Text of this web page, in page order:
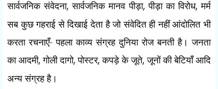
सार्वजनिक संवेदना,सार्वजनिक मानव पीड़ा,पीड़ा का विरोध,मर्म
सब कुछ गहराई से दिखाई देता है जो संवेदित ही नहीं आंदोलित भी
करता रचनाएँ- पहला काव्य संग्रह दुनिया रोज बनती है। जनता
का आदमी,गोली दागो,पोस्टर,कपड़े केजूते,जूनों की बेटियाँ आदि
अन्य संग्रह है।